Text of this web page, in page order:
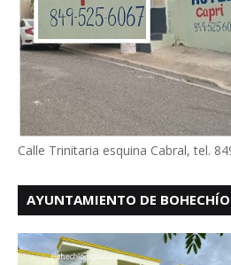
Calle Trinitaria esquina Cabral, tel.
AYUNTAMIENTO DE BOHECHÍO